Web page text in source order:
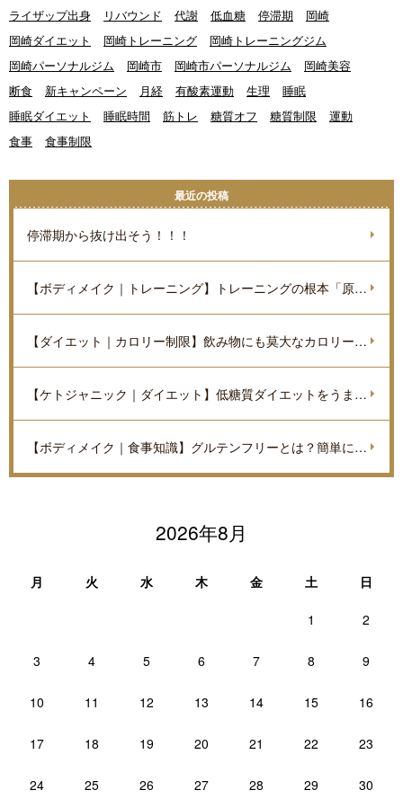
ライザップ出身
リバウンド 代謝 低血糖 停滞期
岡崎
岡崎ダイエット
岡崎トレーニング
岡崎トレーニングジム
岡崎パーソナルジム
岡崎市 岡崎市パーソナルジム
岡崎美容
断食
新キャンペーン 月経 有酸素運動 生理
睡眠
睡眠ダイエット
睡眠時間 筋トレ 糖質オフ 糖質制限
運動
食事
食事制限
最近の投稿
停滞期から抜け出そう！！！
【ボディメイク｜トレーニング】トレーニングの根本「原理原則」を理解しよう。
【ダイエット｜カロリー制限】飲み物にも莫大なカロリーがあるのをご存知ですか？
【ケトジャニック｜ダイエット】低糖質ダイエットをうまく進めていくポイントを解説
【ボディメイク｜食事知識】グルテンフリーとは？簡単に解説
2026年8月
月 火 水 木 金 土 日
1 2
3 4 5 6 7 8 9
10 11 12 13 14 15 16
17 18 19 20 21 22 23
24 25 26 27 28 29 30